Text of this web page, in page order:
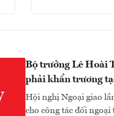
Bộ trưởng Lê Hoài
phải khẩn trương
Hội nghị Ngoại giao
cho công tác đối